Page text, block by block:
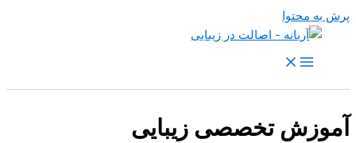
پرش به محتوا
آموزش تخصصی زیبایی